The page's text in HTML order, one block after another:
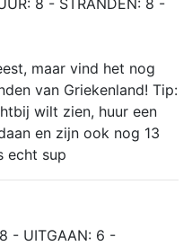
maar vind het nog
van Griekenland! Tip:
wilt zien, huur een
en zijn ook nog 13
echt sup
- UITGAAN: 6 -